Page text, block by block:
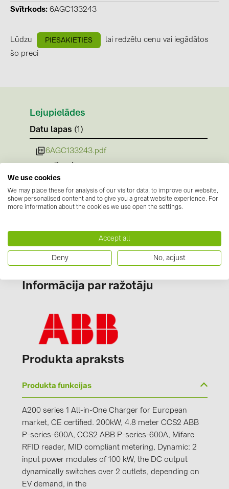
AIKO Solar (2)
BUDMAT (6)
EVOPIPES (7)
GoodWe (44)
HUAWEI (51)
JAsolar (6)
LONGi Solar (5)
PRYSMIAN DRAKA (18)
QILOWATT (3)
SolarEdge (2)
Solinteg (4)
Solis (63)
Stäubli (2)
TIGO (4)
Victron Energy B.V. (2)
Svītrkods 6AGC133243
Lūdzu PIESAKIETIES
lai redzētu cenu vai iegādātos
šo preci
Lejupielādes
Datu lapas (1)
6AGC133243.pdf
Sertifikāti
Informācija par ražotāju
Produkta apraksts
Produkta funkcijas
A200 series 1 All-in-One Charger for European
market, CE certified. 200kW, 4.8 meter CCS2 ABB
P-series-600A, CCS2 ABB P-series-600A, Mifare
RFID reader, MID compliant metering, Dynamic: 2
input power modules of 100 kW, the DC output
dynamically switches over 2 outlets, depending on
EV demand, in the
We use cookies
We may place these for analysis of our visitor data, to improve our website,
show personalised content and to give you a great website experience. For
more information about the cookies we use open the settings.
Accept all
Deny No, adjust